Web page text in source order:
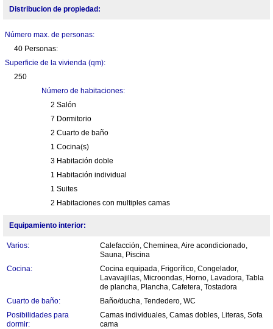
Distribucion de propiedad:
Número max. de personas:
40 Personas:
Superficie de la vivienda (qm):
250
Número de habitaciones:
2 Salón
7 Dormitorio
2 Cuarto de baño
1 Cocina(s)
3 Habitación doble
1 Habitación individual
1 Suites
2 Habitaciones con multiples camas
Equipamiento interior:
Varios:
Calefacción, Cheminea, Aire acondicionado,
Sauna, Piscina
Cocina:
Cocina equipada, Frigorífico, Congelador,
Lavavajillas, Microondas, Horno, Lavadora, Tabla
de plancha, Plancha, Cafetera, Tostadora
Cuarto de baño:
Baño/ducha, Tendedero, WC
Posibilidades para
dormir:
Camas individuales, Camas dobles, Literas, Sofa
cama